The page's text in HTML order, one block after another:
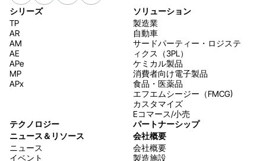
シリーズ
TP
AR
AM
AE
APe
MP
APx
ソリューション
製造業
自動車
サードパーティー・ロジステ
ィクス（3PL）
ケミカル製品
消費者向け電子製品
食品・医薬品
エフエムシージー（FMCG)
カスタマイズ
Eコマース/小売
テクノロジー
パートナーシップ
ニュース＆リソース
ニュース
イベント
会社概要
会社概要
製造施設